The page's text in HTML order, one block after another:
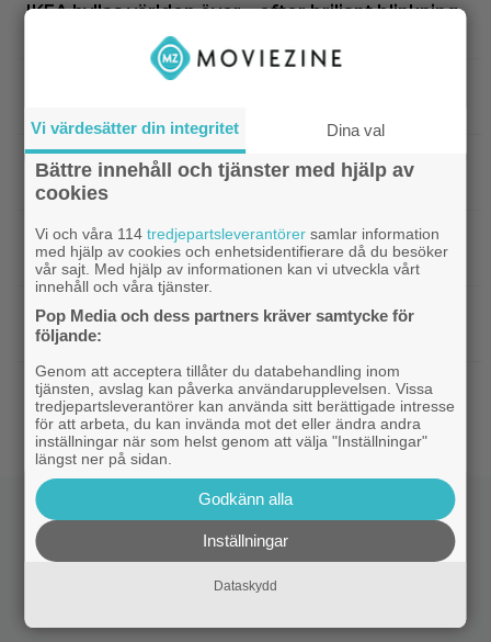
IKEA hyllas världen över – efter briljant blinkning
till Alexander Skarsgård
Bortglömd komedi från 1984 blev
HBO Max|Två nya skådisar redo att skapa
drama i ”Heated Rivalry” säsong 2
Netflix |Netflix har stängt in en snubbe i en
reklamskylt – PR-tricket som får LA att titta upp
Dokumentär|Hör Sveriges märkligaste skratt i
trailern till ”Bäst i världen”
Bioaktuellt|Ny milstolpe för ”The Odyssey” –
kan bli Nolans mest inkomstbringande film
Vi värdesätter din integritet Dina val
Bättre innehåll och tjänster med hjälp av
cookies
Vi och våra 114tredjepartsleverantörer samlar information
med hjälp av cookies och enhetsidentifierare då du besöker
vår sajt. Med hjälp av informationen kan vi utveckla vårt
innehåll och våra tjänster.
Pop Media och dess partners kräver samtycke för
följande:
Genom att acceptera tillåter du databehandling inom
tjänsten, avslag kan påverka användarupplevelsen. Vissa
tredjepartsleverantörer kan använda sitt berättigade intresse
för att arbeta, du kan invända mot det eller ändra andra
inställningar när som helst genom att välja "Inställningar"
längst ner på sidan.
Godkänn alla
Inställningar
Dataskydd